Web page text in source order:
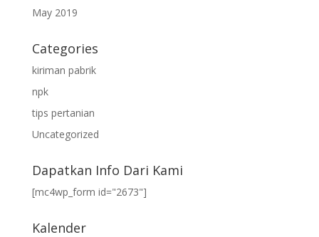
May 2019
Categories
kiriman pabrik
npk
tips pertanian
Uncategorized
Dapatkan Info Dari Kami
[mc4wp_form id="2673"]
Kalender